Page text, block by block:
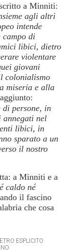
a Minniti:
agli altri
intende
campo di
libici, dietro
violentare
giovani
colonialismo
miseria e alla
di persone, in
annegati nel
libici, in
sparato a un
il nostro
a Minniti e a
caldo né
il fascino
che cosa
ESPLICITO